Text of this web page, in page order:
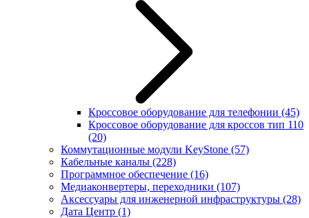
Кроссовое оборудование для телефонии (45)
Кроссовое оборудование для кроссов тип 110
(20)
Коммутационные модули KeyStone (57)
Кабельные каналы (228)
Программное обеспечение (16)
Медиаконвертеры, переходники (107)
Аксессуары для инженерной инфраструктуры (28)
Дата Центр (1)